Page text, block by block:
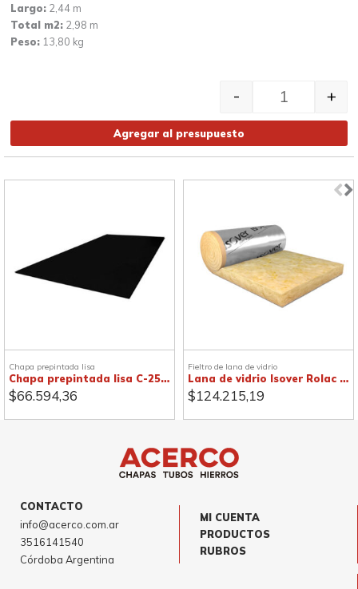
Largo:2,44 m
Total m2:2,98 m
Peso:13,80 kg
- +
Agregar al presupuesto
Chapa prepintada lisa
Chapa prepintada lisa C-25, negra
$66.594,36
Fieltro de lana de vidrio
Lana de vidrio Isover Rolac Plata
$124.215,19
CONTACTO
info@acerco.com.ar
3516141540
Córdoba Argentina
MI CUENTA
PRODUCTOS
RUBROS